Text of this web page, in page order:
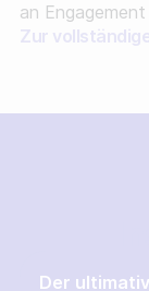
an
Zur
Der